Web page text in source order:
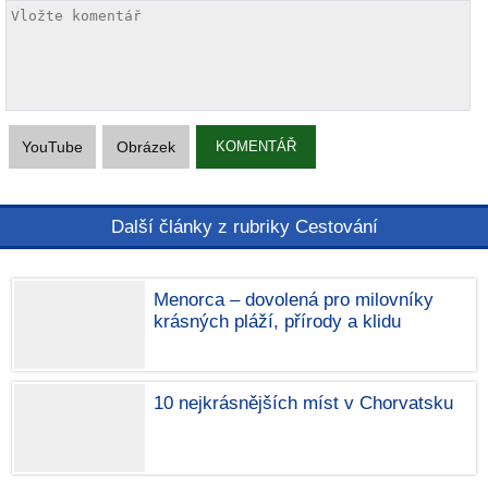
YouTube Obrázek KOMENTÁŘ
Další články z rubriky Cestování
Menorca – dovolená pro milovníky
krásných pláží, přírody a klidu
10 nejkrásnějších míst v Chorvatsku